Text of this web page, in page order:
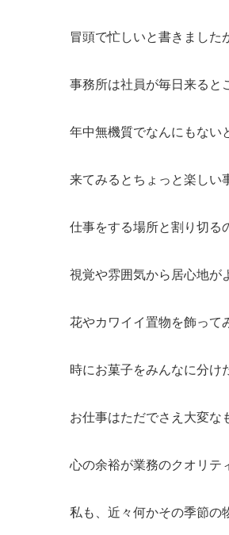
冒頭で忙しいと書きました
事務所は社員が毎日来ると
年中無機質でなんにもな
来てみるとちょっと楽しい
仕事をする場所と割り切る
視覚や雰囲気から居心地が
花やカワイイ置物を飾って
時にお菓子をみんなに分け
お仕事はただでさえ大変な
心の余裕が業務のクオリテ
私も、近々何かその季節の